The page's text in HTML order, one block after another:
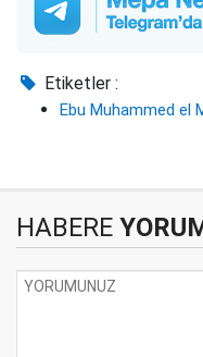
Etiketler :
Ebu Muhammed el
HABERE